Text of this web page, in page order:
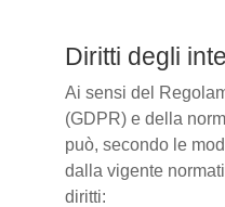
Diritti degli
Ai sensi del
(GDPR) e della
può, secondo le
dalla vigente
diritti: